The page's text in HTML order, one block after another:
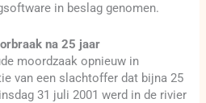
in beslag genomen.
na 25 jaar
moordzaak opnieuw in
van een slachtoffer dat bijna 25
31 juli 2001 werd in de rivier